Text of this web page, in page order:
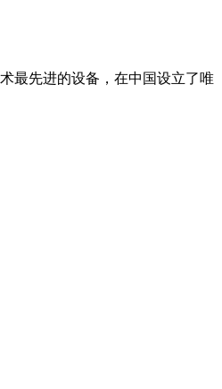
最先进的设备，在中国设立了唯